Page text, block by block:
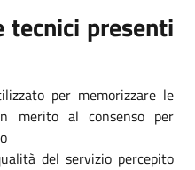
tecnici presenti
per memorizzare le
merito al consenso per
del servizio percepito